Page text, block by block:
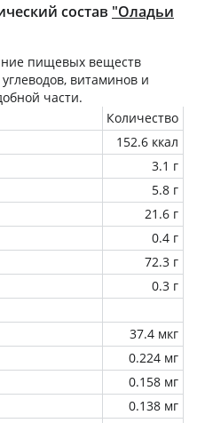
состав "Оладьи
пищевых веществ
витаминов и
части.
Количество
152.6 ккал
3.1 г
5.8 г
21.6 г
0.4 г
72.3 г
0.3 г
37.4 мкг
0.224 мг
0.158 мг
0.138 мг